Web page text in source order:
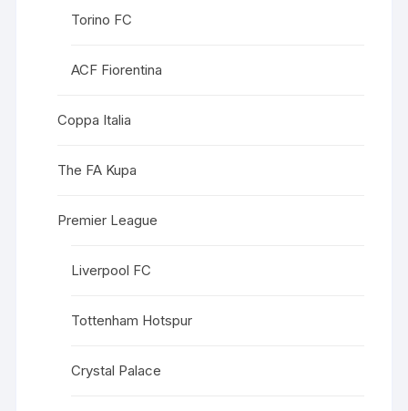
Torino FC
ACF Fiorentina
Coppa Italia
The FA Kupa
Premier League
Liverpool FC
Tottenham Hotspur
Crystal Palace